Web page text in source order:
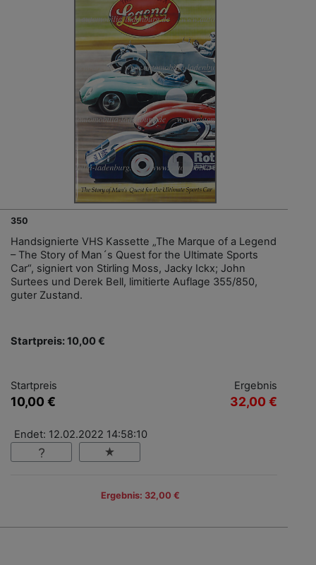
350
Handsignierte VHS Kassette „The Marque of a Legend
– The Story of Man´s Quest for the Ultimate Sports
Car“, signiert von Stirling Moss, Jacky Ickx; John
Surtees und Derek Bell, limitierte Auflage 355/850,
guter Zustand.
Startpreis: 10,00 €
Startpreis
10,00 €
Ergebnis
32,00 €
Endet: 12.02.2022 14:58:10
Ergebnis: 32,00 €